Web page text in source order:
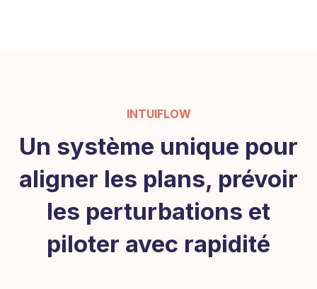
INTUIFLOW
Un système unique pour
aligner les plans, prévoir
les perturbations et
piloter avec rapidité